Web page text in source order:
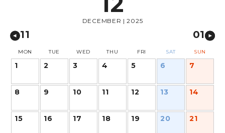
DECEMBER | 2025
11 01
MON TUE WED THU FRI SAT SUN
1 2 3 4 5 6 7
8 9 10 11 12 13 14
15 16 17 18 19 20 21